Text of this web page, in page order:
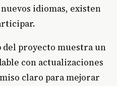
idiomas, existen
proyecto muestra un
con actualizaciones
claro para mejorar